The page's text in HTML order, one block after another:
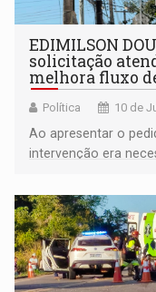
EDIMILSON
solicitação
melhora fluxo
Política 10 de
Ao apresentar o
intervenção era